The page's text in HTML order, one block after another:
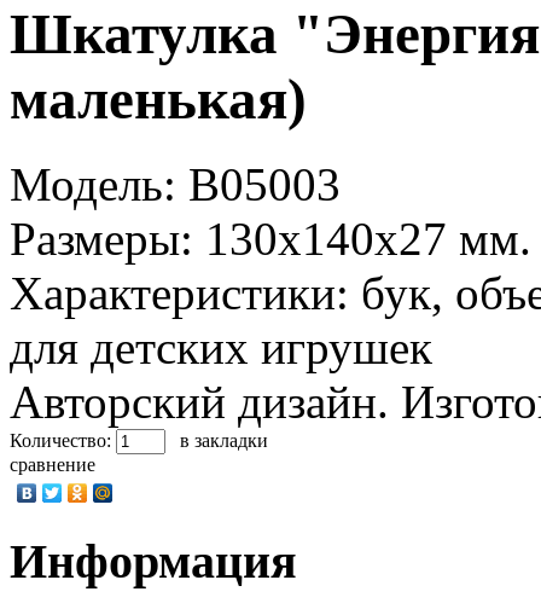
Шкатулка
маленькая)
Модель: B05003
Размеры: 130x140x27 мм.
Характеристики: бук,
для детских игрушек
Авторский дизайн.
Количество:
в закладки
сравнение
Информация